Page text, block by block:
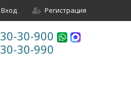
Вход Регистрация
30-30-900
30-30-990